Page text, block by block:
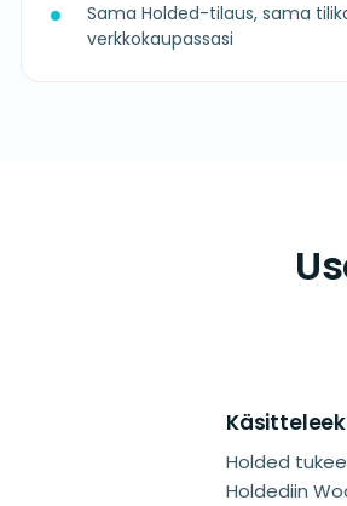
Sama Holded-tilaus, sama
verkkokaupassasi
Holded
Holdediin